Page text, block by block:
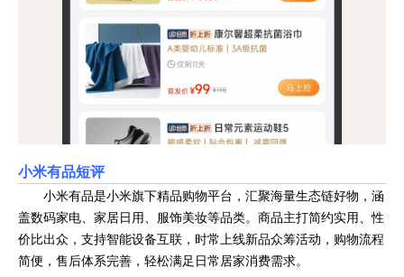
小米有品短评
小米有品是小米旗下精品购物平台，汇聚海量生态链好物，涵
盖数码家电、家居日用、服饰美妆等品类。商品主打简约实用、性
价比出众，支持智能设备互联，时常上线新品众筹活动，购物流程
简便，售后体系完善，轻松满足日常居家消费需求。